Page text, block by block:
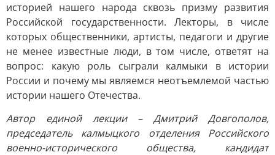
историей нашего народа сквозь призму развития
Российской государственности. Лекторы, в числе
которых общественники, артисты, педагоги и другие
не менее известные люди, в том числе, ответят на
вопрос: какую роль сыграли калмыки в истории
России и почему мы являемся неотъемлемой частью
истории нашего Отечества.
Автор единой лекции – Дмитрий Довгополов,
председатель калмыцкого отделения Российского
военно-исторического общества, кандидат